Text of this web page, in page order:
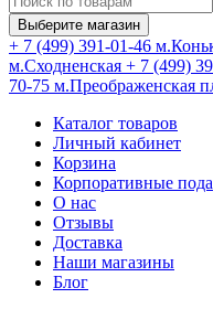
Выберите магазин
+ 7 (499) 391-01-46
м.Сходненская + 7 (499)
70-75 м.Преображенская
Каталог товаров
Личный кабинет
Корзина
Корпоративные
О нас
Отзывы
Доставка
Наши магазины
Блог